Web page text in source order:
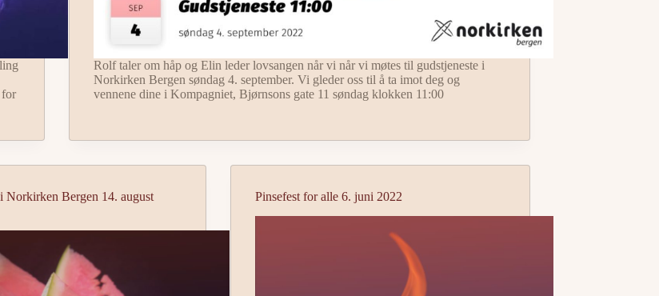
for
Rolf taler om håp og Elin leder lovsangen når vi når vi møtes til gudstjeneste i
Norkirken Bergen søndag 4. september. Vi gleder oss til å ta imot deg og
vennene dine i Kompagniet, Bjørnsons gate 11 søndag klokken 11:00
Norkirken Bergen 14. august
Pinsefest for alle 6. juni 2022